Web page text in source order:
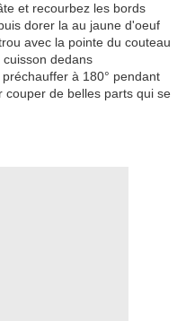
et recourbez les bords
dorer la au jaune d'oeuf
avec la pointe du couteau
dedans
à 180° pendant
couper de belles parts qui se